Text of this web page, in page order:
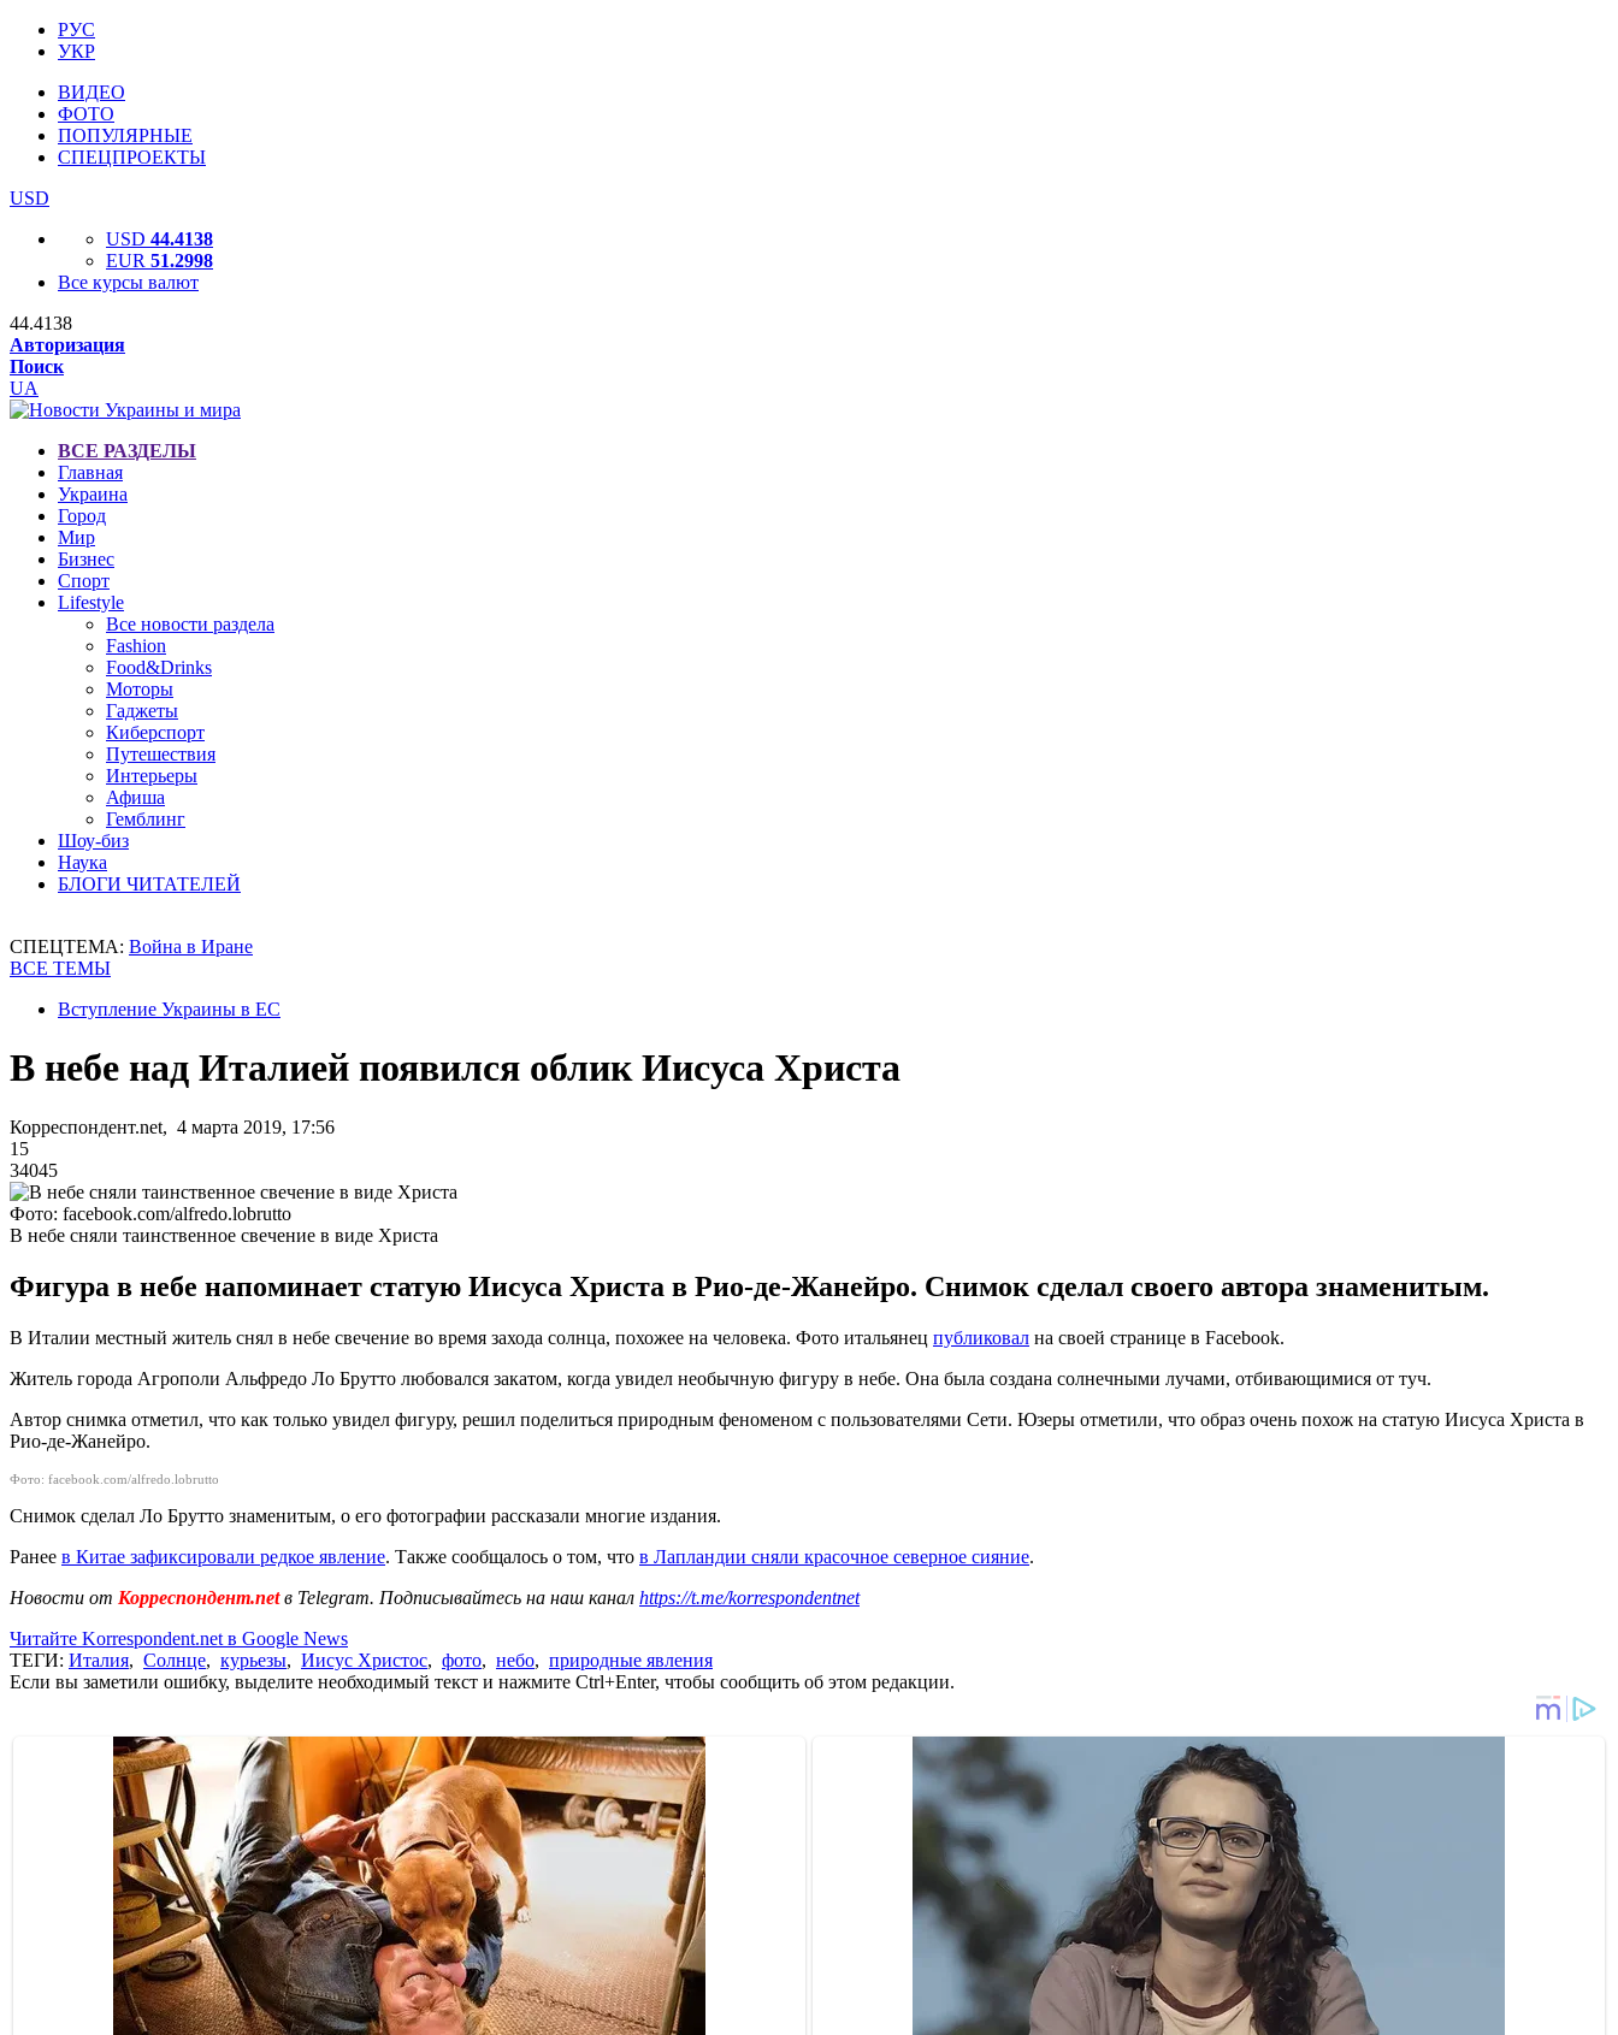
РУС
УКР
ВИДЕО
ФОТО
ПОПУЛЯРНЫЕ
СПЕЦПРОЕКТЫ
USD
USD 44.4138
EUR 51.2998
Все курсы валют
44.4138
Авторизация
Поиск
UA
ВСЕ РАЗДЕЛЫ
Главная
Украина
Город
Мир
Бизнес
Спорт
Lifestyle
Все новости раздела
Fashion
Food&Drinks
Моторы
Гаджеты
Киберспорт
Путешествия
Интерьеры
Афиша
Гемблинг
Шоу-биз
Наука
БЛОГИ ЧИТАТЕЛЕЙ
СПЕЦТЕМА: Война в Иране
ВСЕ ТЕМЫ
Вступление Украины в ЕС
В небе над Италией появился облик Иисуса Христа
Корреспондент.net, 4 марта 2019, 17:56
15
34045
Фото: facebook.com/alfredo.lobrutto
В небе сняли таинственное свечение в виде Христа
Фигура в небе напоминает статую Иисуса Христа в Рио-де-Жанейро. Снимок сделал своего автора знаменитым.
В Италии местный житель снял в небе свечение во время захода солнца, похожее на человека. Фото итальянец публиковал на своей странице в Facebook.
Житель города Агрополи Альфредо Ло Брутто любовался закатом, когда увидел необычную фигуру в небе. Она была создана солнечными лучами, отбивающимися от туч.
Автор снимка отметил, что как только увидел фигуру, решил поделиться природным феноменом с пользователями Сети. Юзеры отметили, что образ очень похож на статую Иисуса Христа в
Рио-де-Жанейро.
Фото: facebook.com/alfredo.lobrutto
Снимок сделал Ло Брутто знаменитым, о его фотографии рассказали многие издания.
Ранее в Китае зафиксировали редкое явление. Также сообщалось о том, что в Лапландии сняли красочное северное сияние.
Новости от Корреспондент.netв Telegram. Подписывайтесь на наш канал https://t.me/korrespondentnet
Читайте Korrespondent.net в Google News
ТЕГИ: Италия, Солнце, курьезы, Иисус Христос, фото, небо, природные явления
Если вы заметили ошибку, выделите необходимый текст и нажмите Ctrl+Enter, чтобы сообщить об этом редакции.